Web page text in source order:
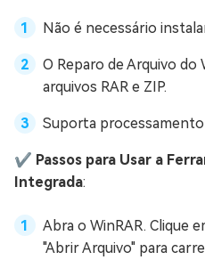
Não é necessário
O Reparo de Arquivo do
arquivos RAR e ZIP.
Suporta
✔️ Passos para Usar a
Integrada:
Abra o WinRAR. Clique
"Abrir Arquivo" para